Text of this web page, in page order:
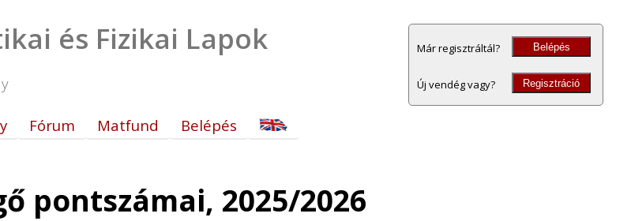
és Fizikai Lapok Már regisztráltál? Belépés
Új vendég vagy? Regisztráció
Fórum Matfund Belépés
pontszámai, 2025/2026